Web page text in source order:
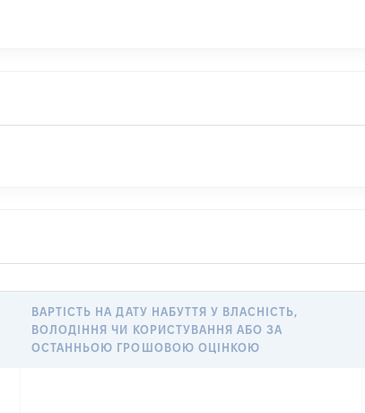
ВАРТІСТЬ НА ДАТУ НАБУТТЯ У ВЛАСНІСТЬ,
ВОЛОДІННЯ ЧИ КОРИСТУВАННЯ АБО ЗА
ОСТАННЬОЮ ГРОШОВОЮ ОЦІНКОЮ